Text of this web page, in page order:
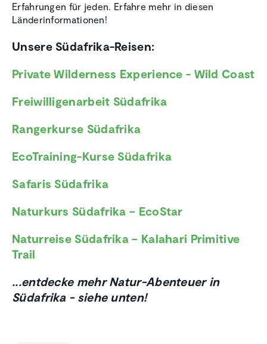
Erfahrungen für jeden. Erfahre mehr in diesen
Länderinformationen!
Unsere Südafrika-Reisen:
Private Wilderness Experience - Wild Coast
Freiwilligenarbeit Südafrika
Rangerkurse Südafrika
EcoTraining-Kurse Südafrika
Safaris Südafrika
Naturkurs Südafrika – EcoStar
Natur­reise Südafrika – Kalahari Primitive
Trail
...entdecke mehr Natur-Abenteuer in
Südafrika - siehe unten!